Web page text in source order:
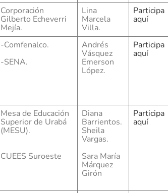
Corporación
Gilberto Echeverri
Mejía.
Lina
Marcela
Villa.
Participa
aquí
-Comfenalco.
-SENA.
Andrés
Vásquez
Emerson
López.
Participa
aquí
Mesa de Educación
Superior de Urabá
(MESU).
CUEES Suroeste
Diana
Barrientos.
Sheila
Vargas.
Sara María
Márquez
Girón
Participa
aquí